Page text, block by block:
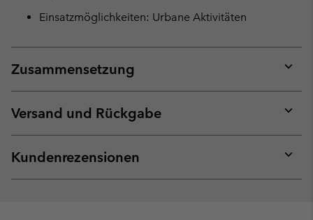
Einsatzmöglichkeiten: Urbane Aktivitäten
Zusammensetzung
or
Versand und Rückgabe
or
Kundenrezensionen
or